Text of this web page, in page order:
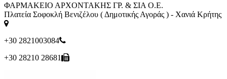
ΦΑΡΜΑΚΕΙΟ ΑΡΧΟΝΤΑΚΗΣ ΓΡ. & ΣΙΑ Ο.Ε.
Πλατεία Σοφοκλή Βενιζέλου ( Δημοτικής Αγοράς ) - Χανιά Κρήτης
+30 2821003084
+30 28210 28681